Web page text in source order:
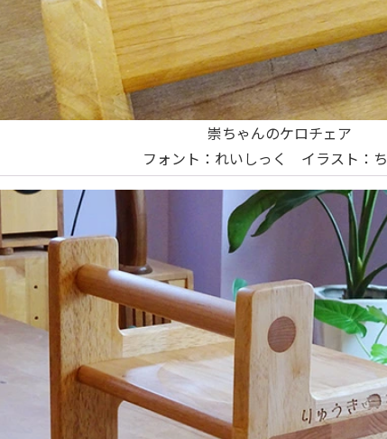
崇ちゃんのケロチェア
フォント：れいしっく イラスト：